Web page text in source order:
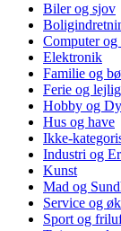
Biler og sjov
Computer
Elektronik
Familie og
Ferie og
Hobby og
Hus og have
Ikke-
Industri og
Kunst
Mad og
Service og
Sport og